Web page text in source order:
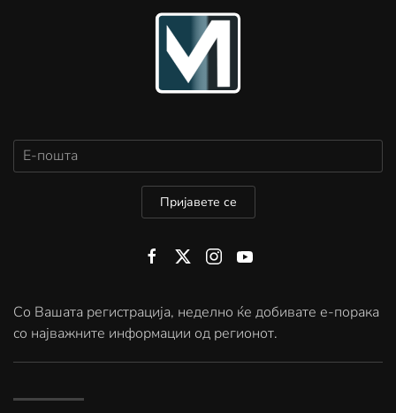
Пријавете се
Со Вашата регистрација, неделно ќе добивате е-порака
со најважните информации од регионот.